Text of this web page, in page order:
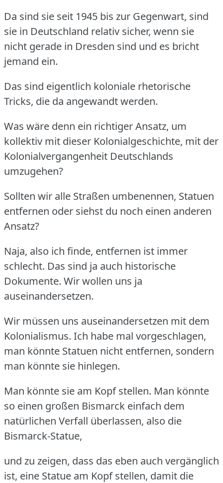
Da sind sie seit 1945 bis zur Gegenwart, sind
sie in Deutschland relativ sicher, wenn sie
nicht gerade in Dresden sind und es bricht
jemand ein.
Das sind eigentlich koloniale rhetorische
Tricks, die da angewandt werden.
Was wäre denn ein richtiger Ansatz, um
kollektiv mit dieser Kolonialgeschichte, mit der
Kolonialvergangenheit Deutschlands
umzugehen?
Sollten wir alle Straßen umbenennen, Statuen
entfernen oder siehst du noch einen anderen
Ansatz?
Naja, also ich finde, entfernen ist immer
schlecht. Das sind ja auch historische
Dokumente. Wir wollen uns ja
auseinandersetzen.
Wir müssen uns auseinandersetzen mit dem
Kolonialismus. Ich habe mal vorgeschlagen,
man könnte Statuen nicht entfernen, sondern
man könnte sie hinlegen.
Man könnte sie am Kopf stellen. Man könnte
so einen großen Bismarck einfach dem
natürlichen Verfall überlassen, also die
Bismarck-Statue,
und zu zeigen, dass das eben auch vergänglich
ist, eine Statue am Kopf stellen, damit die